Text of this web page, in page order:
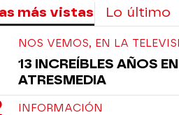
más vistas Lo último
NOS VEMOS, EN LA
13 INCREÍBLES AÑOS EN
ATRESMEDIA
INFORMACIÓN